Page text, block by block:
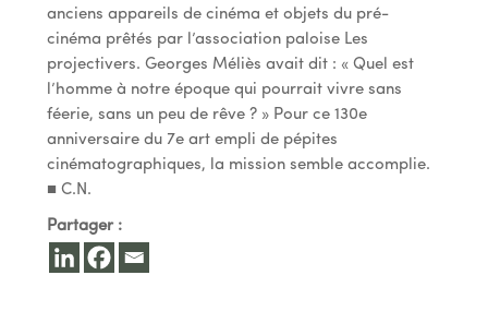
anciens appareils de cinéma et objets du pré-
cinéma prêtés par l’association paloise Les
projectivers. Georges Méliès avait dit : « Quel est
l’homme à notre époque qui pourrait vivre sans
féerie, sans un peu de rêve ? » Pour ce 130e
anniversaire du 7e art empli de pépites
cinématographiques, la mission semble accomplie.
■ C.N.
Partager :